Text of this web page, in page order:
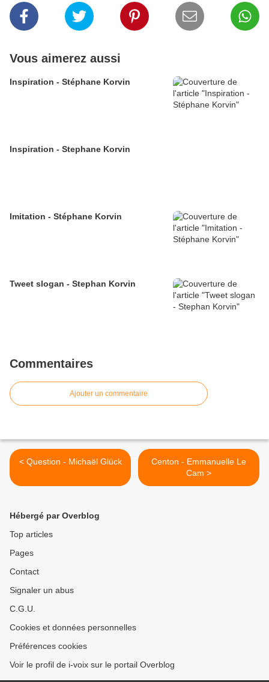
Vous aimerez aussi
Inspiration - Stéphane Korvin
Inspiration - Stephane Korvin
Imitation - Stéphane Korvin
Tweet slogan - Stephan Korvin
Commentaires
Ajouter un commentaire
< Question - Michaël Glück
Centon - Emmanuelle Le
Cam >
Hébergé par Overblog
Top articles
Pages
Contact
Signaler un abus
C.G.U.
Cookies et données personnelles
Préférences cookies
Voir le profil de i-voix sur le portail Overblog